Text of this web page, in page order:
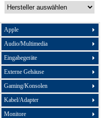
Apple
Audio/Multimedia
Eingabegeräte
Externe Gehäuse
Gaming/Konsolen
Kabel/Adapter
Monitore